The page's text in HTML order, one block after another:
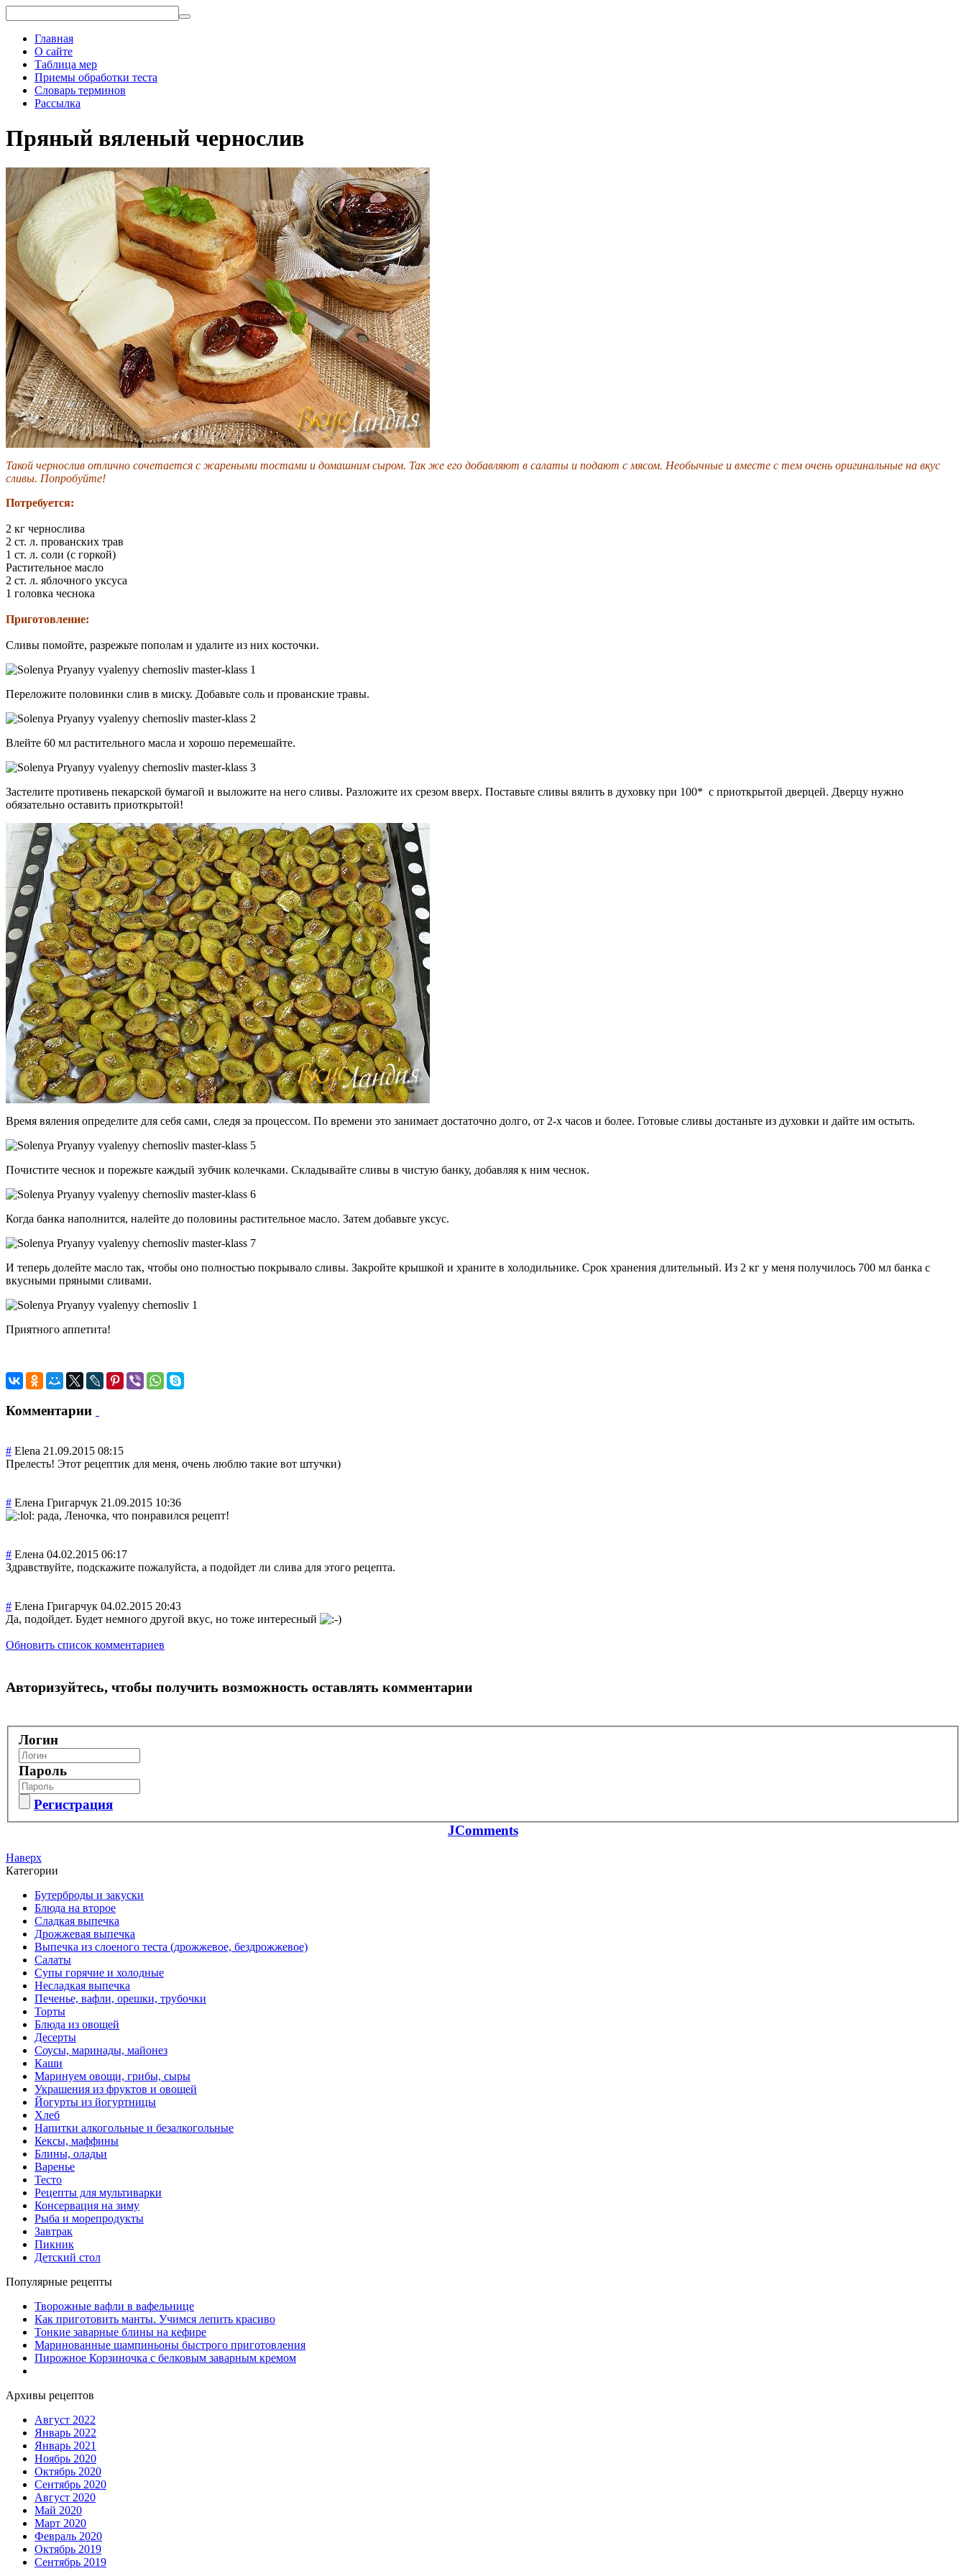
Главная
О сайте
Таблица мер
Приемы обработки теста
Словарь терминов
Рассылка
Пряный вяленый чернослив
Такой чернослив отлично сочетается с жареными тостами и домашним сыром. Так же его добавляют в салаты и подают с мясом. Необычные и вместе с тем очень оригинальные на вкус
сливы. Попробуйте!
Потребуется:
2 кг чернослива
2 ст. л. прованских трав
1 ст. л. соли (с горкой)
Растительное масло
2 ст. л. яблочного уксуса
1 головка чеснока
Приготовление:
Сливы помойте, разрежьте пополам и удалите из них косточки.
Переложите половинки слив в миску. Добавьте соль и прованские травы.
Влейте 60 мл растительного масла и хорошо перемешайте.
Застелите противень пекарской бумагой и выложите на него сливы. Разложите их срезом вверх. Поставьте сливы вялить в духовку при 100* с приоткрытой дверцей. Дверцу нужно
обязательно оставить приоткрытой!
Время вяления определите для себя сами, следя за процессом. По времени это занимает достаточно долго, от 2-х часов и более. Готовые сливы достаньте из духовки и дайте им остыть.
Почистите чеснок и порежьте каждый зубчик колечками. Складывайте сливы в чистую банку, добавляя к ним чеснок.
Когда банка наполнится, налейте до половины растительное масло. Затем добавьте уксус.
И теперь долейте масло так, чтобы оно полностью покрывало сливы. Закройте крышкой и храните в холодильнике. Срок хранения длительный. Из 2 кг у меня получилось 700 мл банка с
вкусными пряными сливами.
Приятного аппетита!
Комментарии
# Elena 21.09.2015 08:15
Прелесть! Этот рецептик для меня, очень люблю такие вот штучки)
# Елена Григарчук 21.09.2015 10:36
рада, Леночка, что понравился рецепт!
# Елена 04.02.2015 06:17
Здравствуйте, подскажите пожалуйста, а подойдет ли слива для этого рецепта.
# Елена Григарчук 04.02.2015 20:43
Да, подойдет. Будет немного другой вкус, но тоже интересный
Обновить список комментариев
Авторизуйтесь, чтобы получить возможность оставлять комментарии
Логин
Пароль
Регистрация
JComments
Наверх
Категории
Бутерброды и закуски
Блюда на второе
Сладкая выпечка
Дрожжевая выпечка
Выпечка из слоеного теста (дрожжевое, бездрожжевое)
Салаты
Супы горячие и холодные
Несладкая выпечка
Печенье, вафли, орешки, трубочки
Торты
Блюда из овощей
Десерты
Соусы, маринады, майонез
Каши
Маринуем овощи, грибы, сыры
Украшения из фруктов и овощей
Йогурты из йогуртницы
Хлеб
Напитки алкогольные и безалкогольные
Кексы, маффины
Блины, оладьи
Варенье
Тесто
Рецепты для мультиварки
Консервация на зиму
Рыба и морепродукты
Завтрак
Пикник
Детский стол
Популярные рецепты
Творожные вафли в вафельнице
Как приготовить манты. Учимся лепить красиво
Тонкие заварные блины на кефире
Маринованные шампиньоны быстрого приготовления
Пирожное Корзиночка с белковым заварным кремом
Архивы рецептов
Август 2022
Январь 2022
Январь 2021
Ноябрь 2020
Октябрь 2020
Сентябрь 2020
Август 2020
Май 2020
Март 2020
Февраль 2020
Октябрь 2019
Сентябрь 2019